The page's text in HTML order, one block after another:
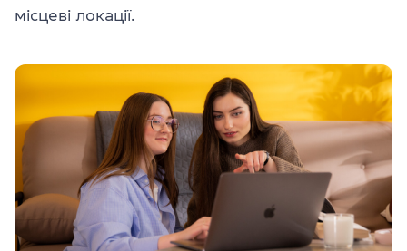
місцеві локації.